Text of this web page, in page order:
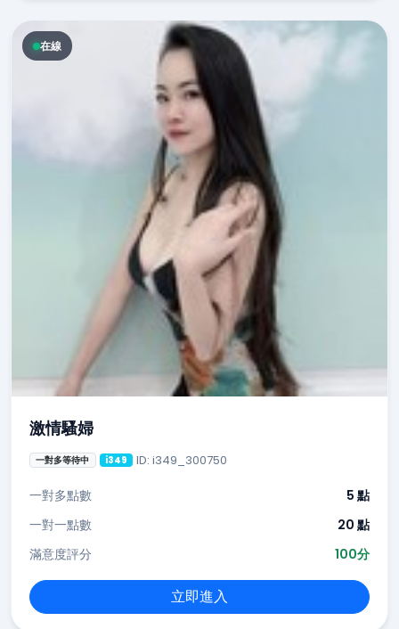
在線
激情騷婦
一對多等待中 i349 ID: i349_300750
一對多點數
5 點
一對一點數
20 點
滿意度評分
100分
立即進入